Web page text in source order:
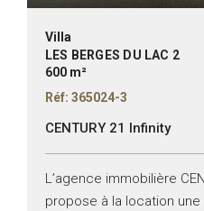
Villa
LES BERGES DU LAC 2
600 m²
Réf: 365024-3
CENTURY 21 Infinity
L’agence immobilière
propose à la location